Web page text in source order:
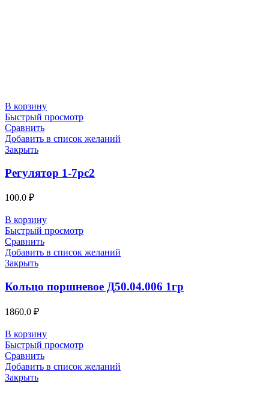
В корзину
Быстрый просмотр
Сравнить
Добавить в список желаний
Закрыть
Регулятор 1-7рс2
100.0 ₽
В корзину
Быстрый просмотр
Сравнить
Добавить в список желаний
Закрыть
Кольцо поршневое Д50.04.006 1гр
1860.0 ₽
В корзину
Быстрый просмотр
Сравнить
Добавить в список желаний
Закрыть